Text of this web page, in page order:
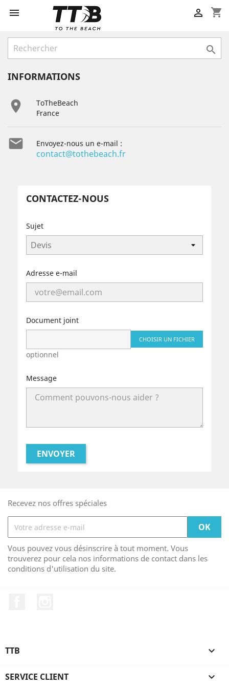
 shopping_cart


INFORMATIONS

ToTheBeach
France
 Envoyez-nous un e-mail :
contact@tothebeach.fr
CONTACTEZ-NOUS
Sujet
Adresse e-mail
Document joint
CHOISIR UN FICHIER
optionnel
Message
Recevez nos offres spéciales
Vous pouvez vous désinscrire à tout moment. Vous
trouverez pour cela nos informations de contact dans les
conditions d'utilisation du site.
TTB 
SERVICE CLIENT 